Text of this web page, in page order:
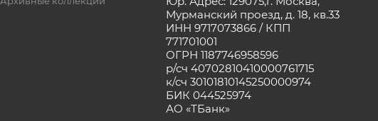
Мурманский проезд, д. 18, кв.33
ИНН 9717073866 / КПП
771701001
ОГРН 1187746958596
р/сч 40702810410000761715
к/сч 30101810145250000974
БИК 044525974
АО «ТБанк»